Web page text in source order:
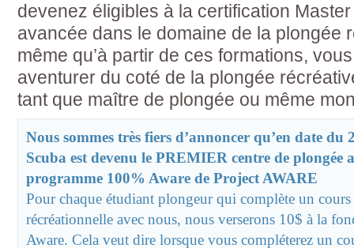
devenez éligibles à la certification
avancée dans le domaine de la plongée
même qu’à partir de ces formations,
aventurer du coté de la plongée
tant que maître de plongée ou même
Nous sommes très fiers d’annoncer qu’en date
Scuba est devenu le PREMIER centre de plongée
programme 100% Aware de Project AWARE
Pour chaque étudiant plongeur qui complète un
récréationnelle avec nous, nous verserons 10$ à la
Aware. Cela veut dire lorsque vous compléterez un